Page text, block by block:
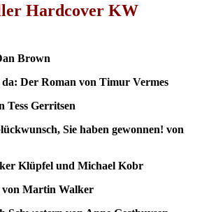
Hardcover KW
Brown
Der Roman von Timur Vermes
Tess Gerritsen
Sie haben gewonnen! von
Klüpfel und Michael Kobr
von Martin Walker